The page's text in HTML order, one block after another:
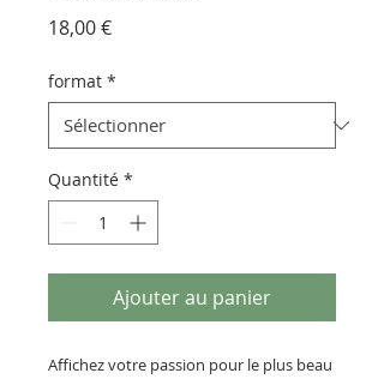
18,00 €Prix
format *
Quantité *
Ajouter au panier
Affichez votre passion pour le plus beau